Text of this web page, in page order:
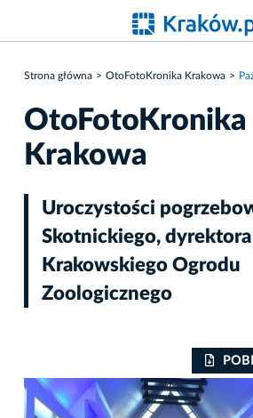
Strona główna OtoFotoKronika Krakowa
OtoFotoKronika
Krakowa
Uroczystości
Skotnickiego, dyrektora
Krakowskiego Ogrodu
Zoologicznego